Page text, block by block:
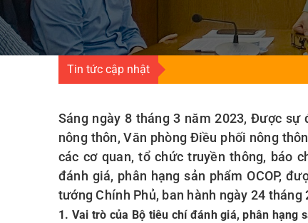
Tin tức cập nhật
Sáng ngày 8 tháng 3 năm 2023, Được
nông thôn, Văn phòng Điều phối nông
các cơ quan, tổ chức truyền thông, báo
đánh giá, phân hạng sản phẩm OCOP,
tướng Chính Phủ, ban hành ngày 24 tháng
1. Vai trò của Bộ tiêu chí đánh giá, phân hạng